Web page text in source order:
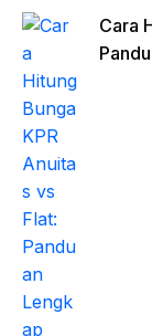
Cara